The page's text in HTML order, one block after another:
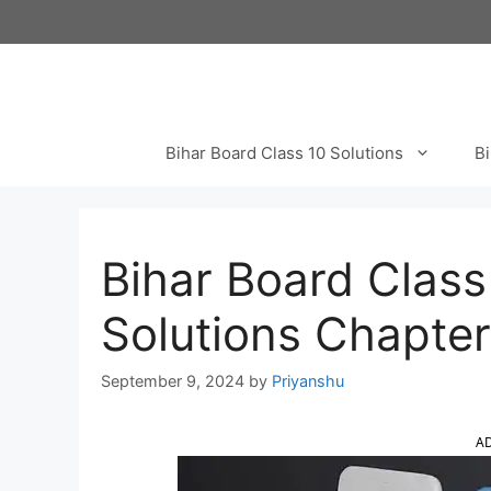
to
Bihar Board Class 10 Solutions
Bihar Board
Solutions Chapter 9
September 9, 2024 by Priyanshu